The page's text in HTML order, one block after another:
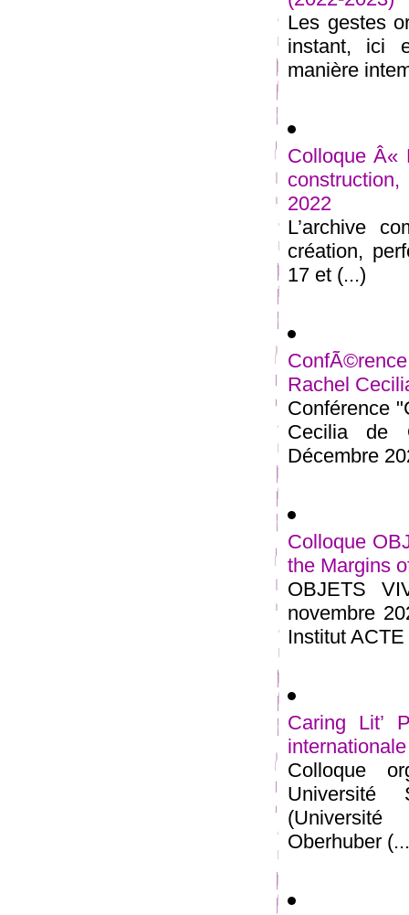
Les gestes
instant, ici
manière
Colloque Â«
2022
L’archive
création,
17 et (...)
Rachel
Conférence
Cecilia de
Décembre
Colloque
the Margins
OBJETS
novembre
Institut
Caring Lit’
Colloque
Université
Oberhuber